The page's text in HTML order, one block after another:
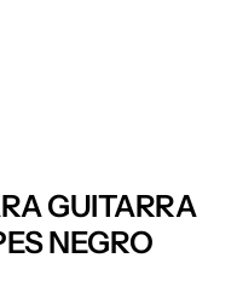
GUITARRA
NEGRO